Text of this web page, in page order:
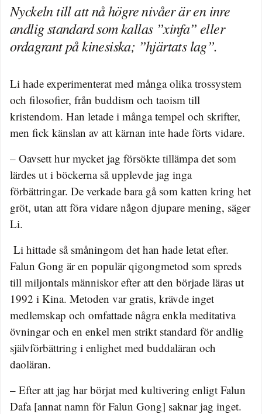
Nyckeln till att nå högre nivåer är en inre
andlig standard som kallas ”xinfa” eller
ordagrant på kinesiska; ”hjärtats lag”.
Li hade experimenterat med många olika trossystem
och filosofier, från buddism och taoism till
kristendom. Han letade i många tempel och skrifter,
men fick känslan av att kärnan inte hade förts vidare.
– Oavsett hur mycket jag försökte tillämpa det som
lärdes ut i böckerna så upplevde jag inga
förbättringar. De verkade bara gå som katten kring het
gröt, utan att föra vidare någon djupare mening, säger
Li.
Li hittade så småningom det han hade letat efter.
Falun Gong är en populär qigongmetod som spreds
till miljontals människor efter att den började läras ut
1992 i Kina. Metoden var gratis, krävde inget
medlemskap och omfattade några enkla meditativa
övningar och en enkel men strikt standard för andlig
självförbättring i enlighet med buddaläran och
daoläran.
– Efter att jag har börjat med kultivering enligt Falun
Dafa [annat namn för Falun Gong] saknar jag inget.